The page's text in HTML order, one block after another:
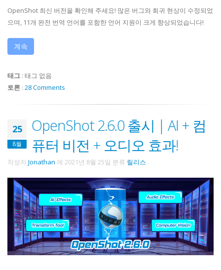
OpenShot 최신 버전을 확인해 주세요! 많은 버그와 회귀 현상이 수정되었
으며, 11개 완전 번역 언어를 포함한 언어 지원이 크게 향상되었습니다!
계속
태그 : 태그 없음
토론 : 28 Comments
25
8월
OpenShot 2.6.0 출시 | AI + 컴
퓨터 비전 + 오디오 효과!
작성자Jonathan 에 2021년 8월 25일 분류 릴리스 .